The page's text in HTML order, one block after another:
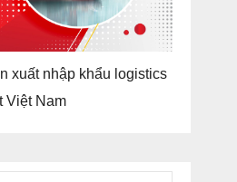
xuất nhập khẩu logistics
Việt Nam